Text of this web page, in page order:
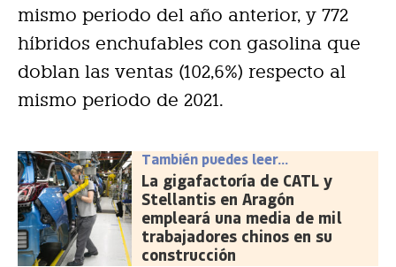
mismo periodo del año anterior, y 772
híbridos enchufables con gasolina que
doblan las ventas (102,6%) respecto al
mismo periodo de 2021.
También puedes leer...
La gigafactoría de CATL y
Stellantis en Aragón
empleará una media de mil
trabajadores chinos en su
construcción